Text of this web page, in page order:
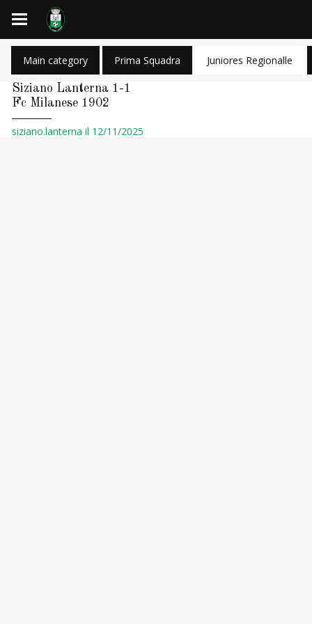
Main category Prima Squadra Juniores Regionalle
siziano.lanterna il 12/11/2025
Siziano Lanterna 1-1
Fc Milanese 1902